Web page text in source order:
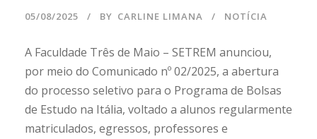
05/08/2025 BY CARLINE LIMANA NOTÍCIA
A Faculdade Três de Maio – SETREM anunciou,
por meio do Comunicado nº 02/2025, a abertura
do processo seletivo para o Programa de Bolsas
de Estudo na Itália, voltado a alunos regularmente
matriculados, egressos, professores e